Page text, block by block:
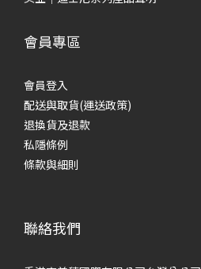
會員專區
會員登入
配送與取貨(運送政策)
退換貨及退款
私隱條例
條款與細則
聯絡我們